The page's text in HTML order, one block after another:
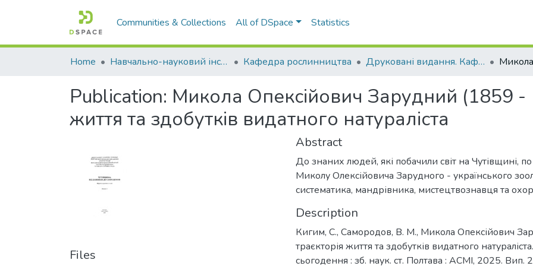
Communities & Collections All of DSpace Statistics
Home Навчально-науковий інститут агротехнологій, селекції та екології Кафедра рослинництва Друковані видання. Кафедра рослинництва
Publication: Микола Опексійович Зарудний (1859 -
життя та здобутків видатного натураліста
Files
Abstract
До знаних людей, які побачили світ на Чутівщині,
Миколу Олексійовича Зарудного - українського
систематика, мандрівника, мистецтвознавця та
Description
Кигим, С., Самородов, В. М., Микола Опексійович
траєкторія життя та здобутків видатного
сьогодення : зб. наук. ст. Полтава : АСМІ, 2025. Вип.